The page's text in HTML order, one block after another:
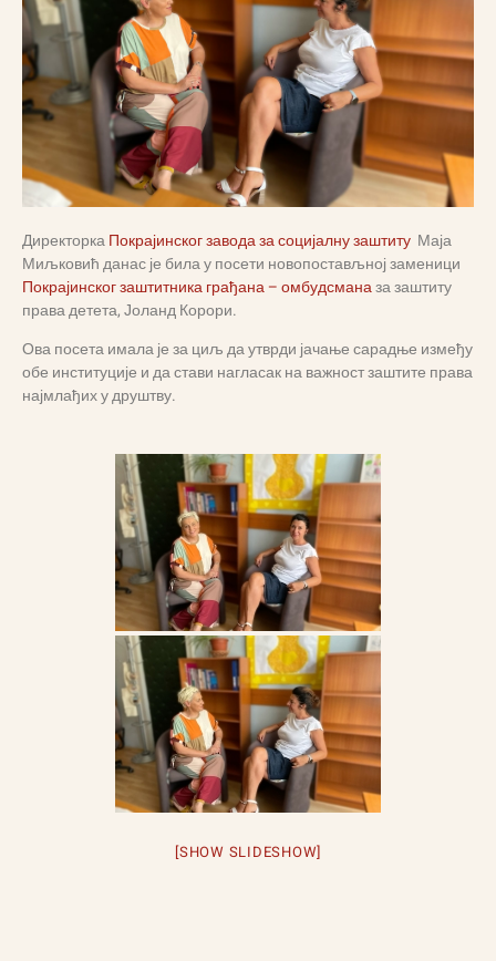
ДиректоркаПокрајинског завода за социјалну заштиту Маја
Миљковић данас је била у посети новопостављној заменици
Покрајинског заштитника грађана – омбудсманаза заштиту
права детета, Јоланд Корори.
Ова посета имала је за циљ да утврди јачање сарадње између
обе институције и да стави нагласак на важност заштите права
најмлађих у друштву.
[SHOW SLIDESHOW]